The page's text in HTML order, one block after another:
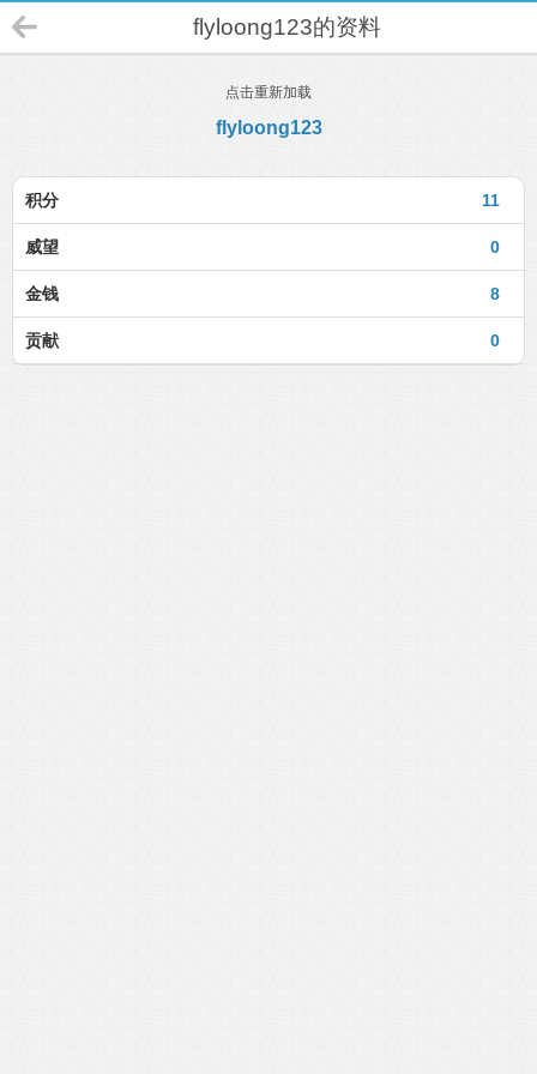
flyloong123的资料
点击重新加载
flyloong123
11
积分
0
威望
8
金钱
0
贡献